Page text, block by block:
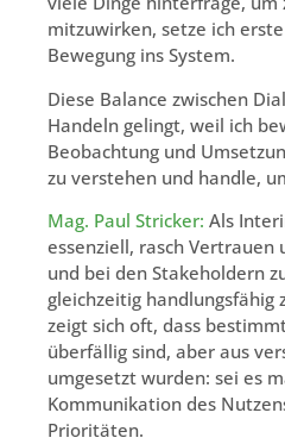
mitzuwirken, setze ich
Bewegung ins System.
Diese Balance zwischen
Handeln gelingt, weil ich
Beobachtung und
zu verstehen und handle,
Mag. Paul Stricker: Als
essenziell, rasch Vertrauen
und bei den Stakeholdern
gleichzeitig handlungsfähig
zeigt sich oft, dass
überfällig sind, aber aus
umgesetzt wurden: sei es
Kommunikation des
Prioritäten.